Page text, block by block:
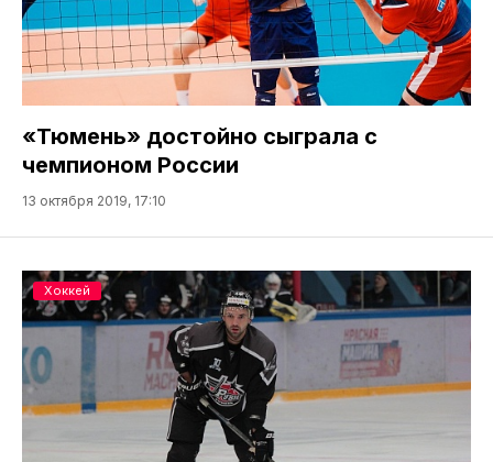
«Тюмень» достойно сыграла с
чемпионом России
13 октября 2019, 17:10
Хоккей